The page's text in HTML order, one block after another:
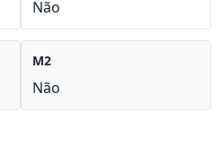
Não
M2
Não